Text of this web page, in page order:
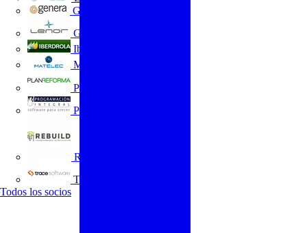
GENERA
Grupo Lenor
Iberdrola
MATELEC
Plan Reforma
Programación Integral
REBUILD
Trace Software
Todos los socios